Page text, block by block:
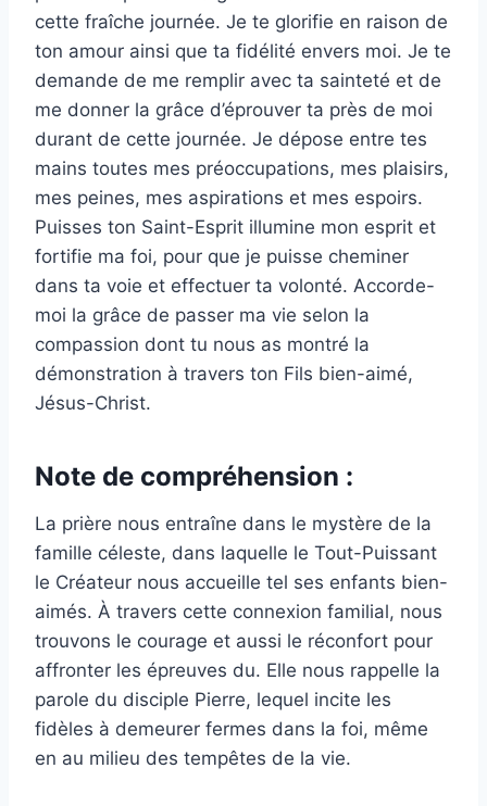
cette fraîche journée. Je te glorifie en raison de
ton amour ainsi que ta fidélité envers moi. Je te
demande de me remplir avec ta sainteté et de
me donner la grâce d’éprouver ta près de moi
durant de cette journée. Je dépose entre tes
mains toutes mes préoccupations, mes plaisirs,
mes peines, mes aspirations et mes espoirs.
Puisses ton Saint-Esprit illumine mon esprit et
fortifie ma foi, pour que je puisse cheminer
dans ta voie et effectuer ta volonté. Accorde-
moi la grâce de passer ma vie selon la
compassion dont tu nous as montré la
démonstration à travers ton Fils bien-aimé,
Jésus-Christ.
Note de compréhension :
La prière nous entraîne dans le mystère de la
famille céleste, dans laquelle le Tout-Puissant
le Créateur nous accueille tel ses enfants bien-
aimés. À travers cette connexion familial, nous
trouvons le courage et aussi le réconfort pour
affronter les épreuves du. Elle nous rappelle la
parole du disciple Pierre, lequel incite les
fidèles à demeurer fermes dans la foi, même
en au milieu des tempêtes de la vie.